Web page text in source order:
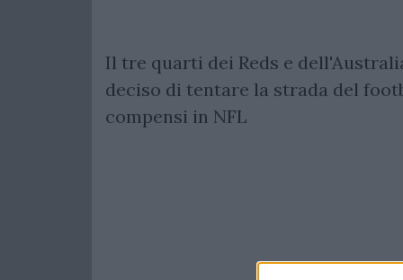
Il tre quarti dei Reds e
deciso di tentare la strada del
compensi in NFL